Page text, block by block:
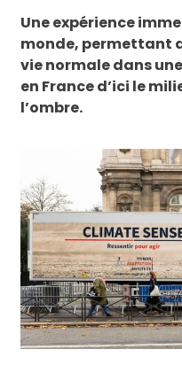
Une expérience
monde, permettant
vienormale dans
en France d’ici le
l’ombre.